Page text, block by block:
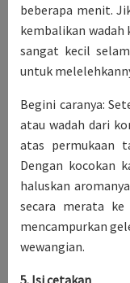
beberapa menit.
kembalikan wadah
sangat kecil
untuk
Begini caranya:
atau wadah dari
atas permukaan
Dengan kocokan
haluskan
secara merata
mencampurkan
wewangian.